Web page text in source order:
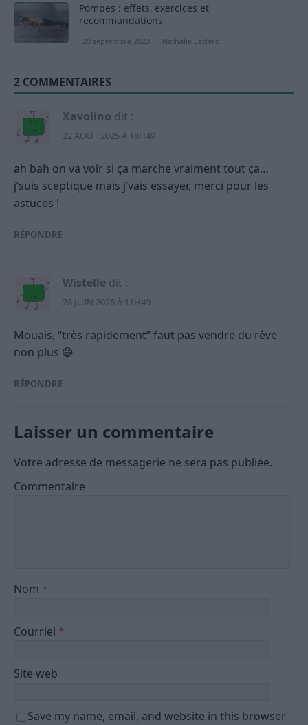
Pompes : effets, exercices et
recommandations
20 septembre 2023 Nathalie Leclerc
2 COMMENTAIRES
Xavolino dit :
22 AOÛT 2025 À 18H49
ah bah on va voir si ça marche vraiment tout ça…
j’suis sceptique mais j’vais essayer, merci pour les
astuces !
RÉPONDRE
Wistelle dit :
28 JUIN 2026 À 11H49
Mouais, “très rapidement” faut pas vendre du rêve
non plus 😅
RÉPONDRE
Laisser un commentaire
Votre adresse de messagerie ne sera pas publiée.
Commentaire
Nom *
Courriel *
Site web
Save my name, email, and website in this browser